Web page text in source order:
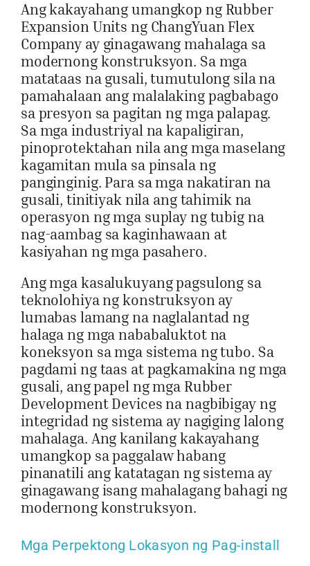
Ang kakayahang umangkop ng Rubber
Expansion Units ng ChangYuan Flex
Company ay ginagawang mahalaga sa
modernong konstruksyon. Sa mga
matataas na gusali, tumutulong sila na
pamahalaan ang malalaking pagbabago
sa presyon sa pagitan ng mga palapag.
Sa mga industriyal na kapaligiran,
pinoprotektahan nila ang mga maselang
kagamitan mula sa pinsala ng
panginginig. Para sa mga nakatiran na
gusali, tinitiyak nila ang tahimik na
operasyon ng mga suplay ng tubig na
nag-aambag sa kaginhawaan at
kasiyahan ng mga pasahero.
Ang mga kasalukuyang pagsulong sa
teknolohiya ng konstruksyon ay
lumabas lamang na naglalantad ng
halaga ng mga nababaluktot na
koneksyon sa mga sistema ng tubo. Sa
pagdami ng taas at pagkamakina ng mga
gusali, ang papel ng mga Rubber
Development Devices na nagbibigay ng
integridad ng sistema ay nagiging lalong
mahalaga. Ang kanilang kakayahang
umangkop sa paggalaw habang
pinanatili ang katatagan ng sistema ay
ginagawang isang mahalagang bahagi ng
modernong konstruksyon.
Mga Perpektong Lokasyon ng Pag-install